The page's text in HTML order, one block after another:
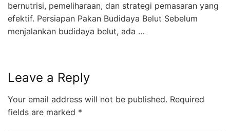
bernutrisi, pemeliharaan, dan strategi pemasaran yang
efektif. Persiapan Pakan Budidaya Belut Sebelum
menjalankan budidaya belut, ada …
Leave a Reply
Your email address will not be published. Required
fields are marked *